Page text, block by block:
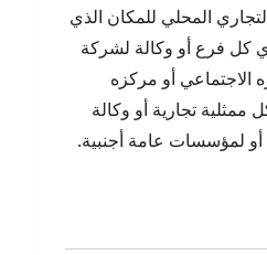
المحلي للمكان الذي
كل فرع أو وكالة لشركة
الاجتماعي أو مركزه
ممثلية تجارية أو وكالة
أو لمؤسسات عامة أجنبية.